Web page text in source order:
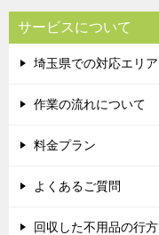
サービスについて
埼玉県での対応エリア
作業の流れについて
料金プラン
よくあるご質問
回収した不用品の行方